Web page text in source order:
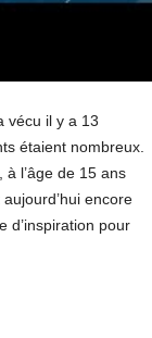
vécu il y a 13
étaient nombreux.
l’âge de 15 ans
encore
d’inspiration pour